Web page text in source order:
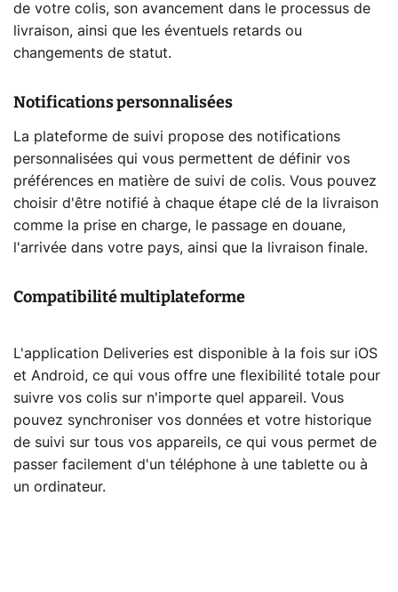
de votre colis, son avancement dans le processus de
livraison, ainsi que les éventuels retards ou
changements de statut.
Notifications personnalisées
La plateforme de suivi propose des notifications
personnalisées qui vous permettent de définir vos
préférences en matière de suivi de colis. Vous pouvez
choisir d'être notifié à chaque étape clé de la livraison
comme la prise en charge, le passage en douane,
l'arrivée dans votre pays, ainsi que la livraison finale.
Compatibilité multiplateforme
L'application Deliveries est disponible à la fois sur iOS
et Android, ce qui vous offre une flexibilité totale pour
suivre vos colis sur n'importe quel appareil. Vous
pouvez synchroniser vos données et votre historique
de suivi sur tous vos appareils, ce qui vous permet de
passer facilement d'un téléphone à une tablette ou à
un ordinateur.